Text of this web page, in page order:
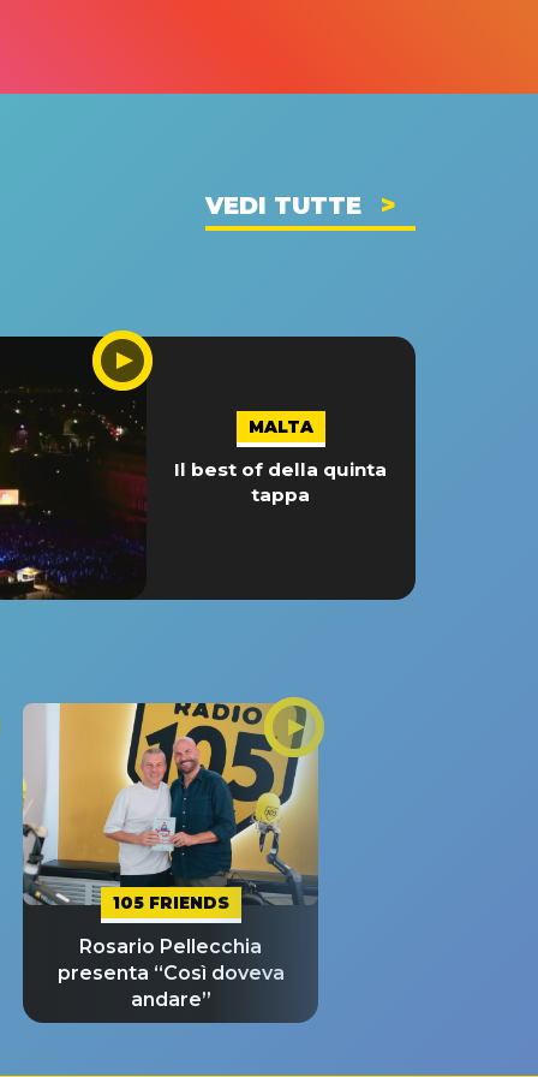
VEDI TUTTE
MALTA
Il best of della quinta
tappa
105 FRIENDS
Rosario Pellecchia
presenta “Così doveva
andare”